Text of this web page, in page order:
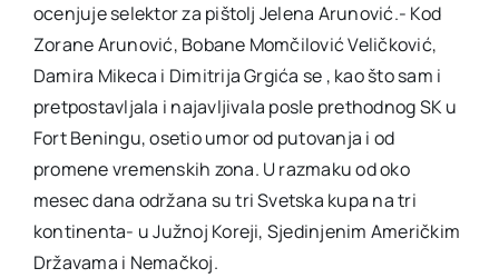
ocenjuje selektor za pištolj Jelena Arunović.- Kod
Zorane Arunović, Bobane Momčilović Veličković,
Damira Mikeca i Dimitrija Grgića se , kao što sam i
pretpostavljala i najavljivala posle prethodnog SK u
Fort Beningu, osetio umor od putovanja i od
promene vremenskih zona. U razmaku od oko
mesec dana održana su tri Svetska kupa na tri
kontinenta- u Južnoj Koreji, Sjedinjenim Američkim
Državama i Nemačkoj.